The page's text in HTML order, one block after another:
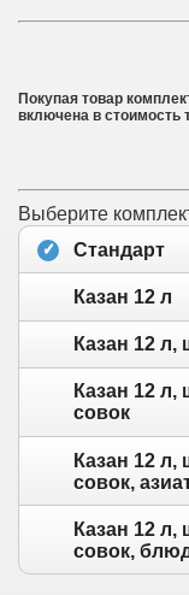
Покупая товар
включена в стоимость
Выберите
Стандарт
Казан 12 л
Казан 12
Казан 12 л,
совок
Казан 12 л,
совок,
Казан 12 л,
совок,